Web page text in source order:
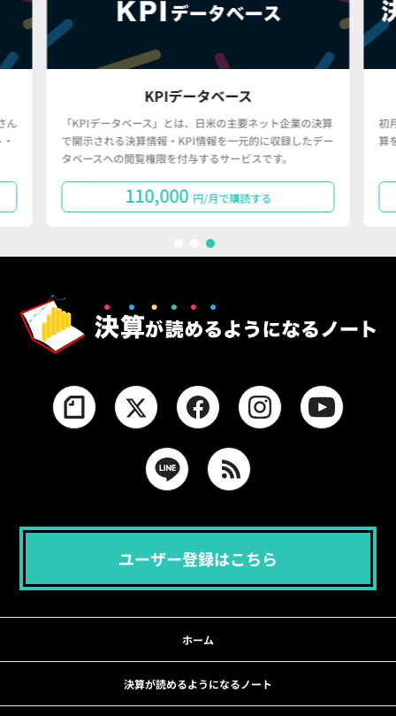
ん
KPIデータベース
「KPIデータベース」とは、日米の主要ネット企業の決算
で開示される決算情報・KPI情報を一元的に収録したデー
タベースへの閲覧権限を付与するサービスです。
110,000 円/月で購読する
初
算
ユーザー登録はこちら
ホーム
決算が読めるようになるノート